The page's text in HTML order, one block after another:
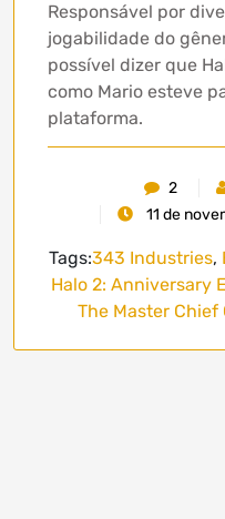
Responsável por
jogabilidade do
possível dizer que
como Mario esteve
plataforma.
2
11 de
Tags:343 Industries,
Halo 2: Anniversary
The Master Chief